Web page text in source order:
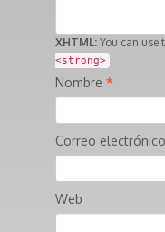
XHTML: You can use
<strong>
Nombre *
Correo electrónico
Web